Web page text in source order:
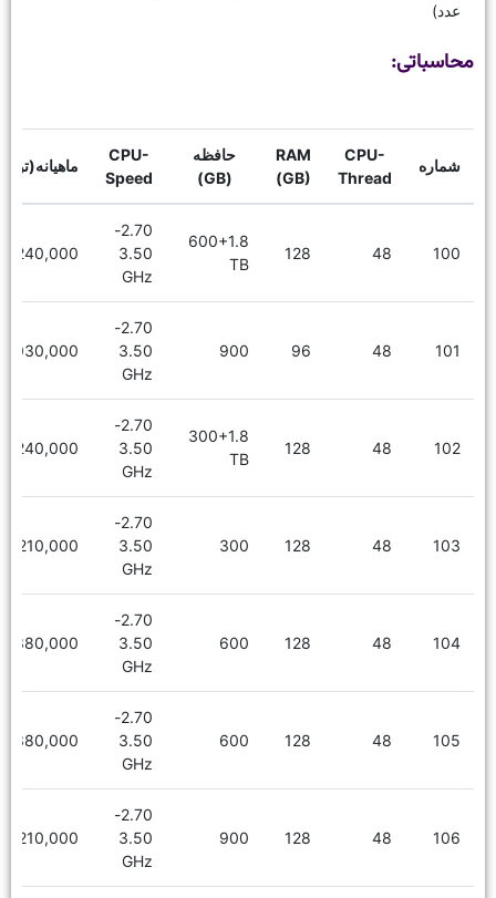
عدد)
محاسباتی:
شماره
CPU-
Thread
RAM
(GB)
حافظه
(GB)
CPU-
Speed
100
48
128
600+1.8
TB
2.70-
3.50
GHz
7,240,000
101
48
96
900
2.70-
3.50
GHz
6,030,000
102
48
128
300+1.8
TB
2.70-
3.50
GHz
7,240,000
103
48
128
300
2.70-
3.50
GHz
6,210,000
104
48
128
600
2.70-
3.50
GHz
6,380,000
105
48
128
600
2.70-
3.50
GHz
6,380,000
106
48
128
900
2.70-
3.50
GHz
6,210,000